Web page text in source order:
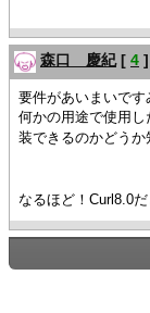
森口 慶紀 [ 4 ]
要件があいまいです
何かの用途で使用
装できるのかどう
なるほど！Curl8.0